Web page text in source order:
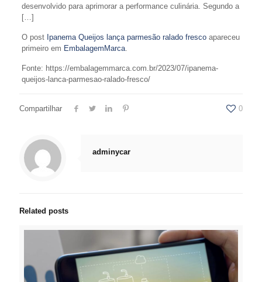
desenvolvido para aprimorar a performance culinária. Segundo a
[…]
O post Ipanema Queijos lança parmesão ralado frescoapareceu
primeiro em EmbalagemMarca.
Fonte: https://embalagemmarca.com.br/2023/07/ipanema-
queijos-lanca-parmesao-ralado-fresco/
Compartilhar 0
adminycar
Related posts